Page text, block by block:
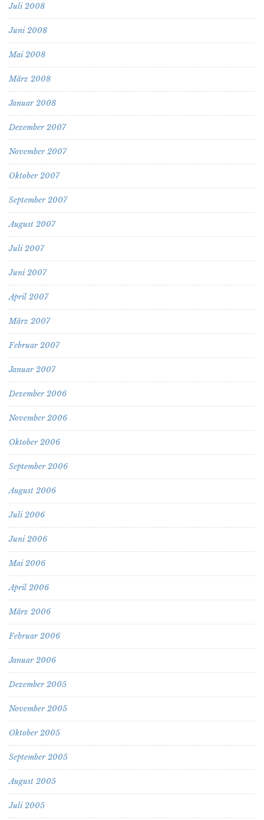
Juli 2008
Juni 2008
Mai 2008
März 2008
Januar 2008
Dezember 2007
November 2007
Oktober 2007
September 2007
August 2007
Juli 2007
Juni 2007
April 2007
März 2007
Februar 2007
Januar 2007
Dezember 2006
November 2006
Oktober 2006
September 2006
August 2006
Juli 2006
Juni 2006
Mai 2006
April 2006
März 2006
Februar 2006
Januar 2006
Dezember 2005
November 2005
Oktober 2005
September 2005
August 2005
Juli 2005